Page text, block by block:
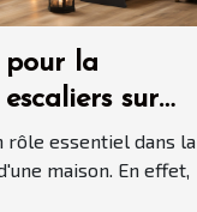
pour la
sur
rôle essentiel dans la
maison. En effet,